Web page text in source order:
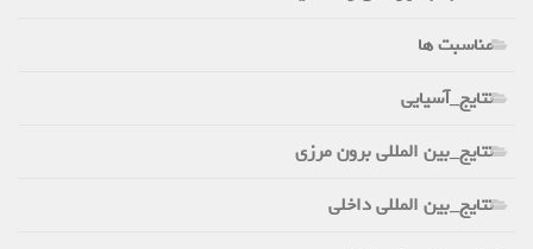
مناسبت ها
نتایج_آسیایی
نتایج_بین المللی برون مرزی
نتایج_بین المللی داخلی